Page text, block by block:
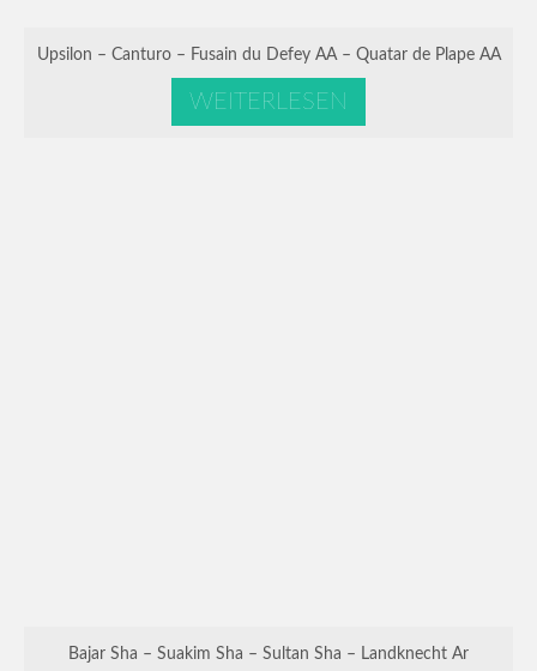
Upsilon – Canturo – Fusain du Defey AA – Quatar de Plape AA
WEITERLESEN
Bajar Sha – Suakim Sha – Sultan Sha – Landknecht Ar